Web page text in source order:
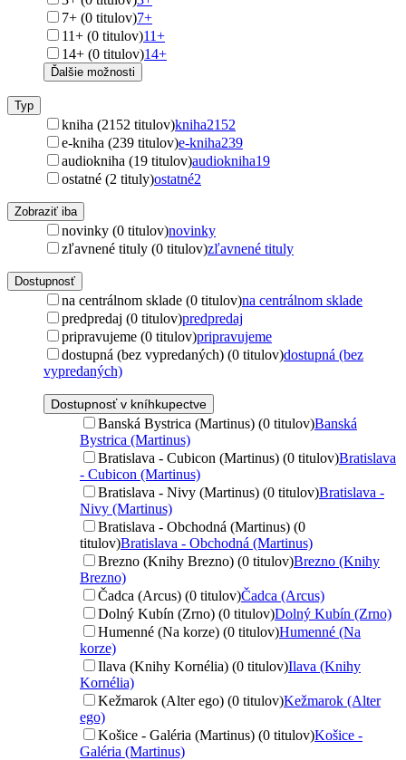
7+ (0 titulov)7+
11+ (0 titulov)11+
14+ (0 titulov)14+
Ďalšie možnosti
Typ
kniha (2152 titulov)kniha2152
e-kniha (239 titulov)e-kniha239
audiokniha (19 titulov)audiokniha19
ostatné (2 tituly)ostatné2
Zobraziť iba
novinky (0 titulov)novinky
zľavnené tituly (0 titulov)zľavnené tituly
Dostupnosť
na centrálnom sklade (0 titulov)na centrálnom sklade
predpredaj (0 titulov)predpredaj
pripravujeme (0 titulov)pripravujeme
dostupná (bez vypredaných) (0 titulov)dostupná (bez
vypredaných)
Dostupnosť v kníhkupectve
Banská Bystrica (Martinus) (0 titulov)Banská
Bystrica (Martinus)
Bratislava - Cubicon (Martinus) (0 titulov)Bratislava
- Cubicon (Martinus)
Bratislava - Nivy (Martinus) (0 titulov)Bratislava -
Nivy (Martinus)
Bratislava - Obchodná (Martinus) (0
titulov)Bratislava - Obchodná (Martinus)
Brezno (Knihy Brezno) (0 titulov)Brezno (Knihy
Brezno)
Čadca (Arcus) (0 titulov)Čadca (Arcus)
Dolný Kubín (Zrno) (0 titulov)Dolný Kubín (Zrno)
Humenné (Na korze) (0 titulov)Humenné (Na
korze)
Ilava (Knihy Kornélia) (0 titulov)Ilava (Knihy
Kornélia)
Kežmarok (Alter ego) (0 titulov)Kežmarok (Alter
ego)
Košice - Galéria (Martinus) (0 titulov)Košice -
Galéria (Martinus)